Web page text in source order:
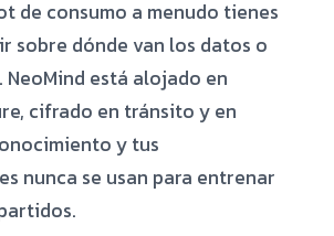
de consumo a menudo tienes
sobre dónde van los datos o
NeoMind está alojado en
cifrado en tránsito y en
y tus
nunca se usan para entrenar